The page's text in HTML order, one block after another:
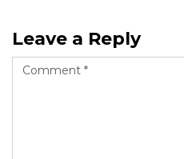
Leave a Reply